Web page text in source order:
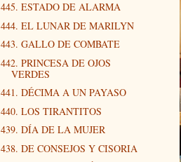
445. ESTADO DE ALARMA
444. EL LUNAR DE MARILYN
443. GALLO DE COMBATE
442. PRINCESA DE OJOS
VERDES
441. DÉCIMA A UN PAYASO
440. LOS TIRANTITOS
439. DÍA DE LA MUJER
438. DE CONSEJOS Y CISORIA